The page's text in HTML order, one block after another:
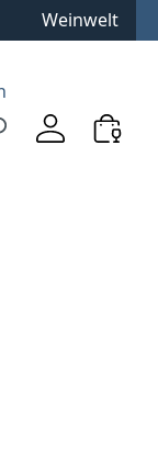
Weinwelt